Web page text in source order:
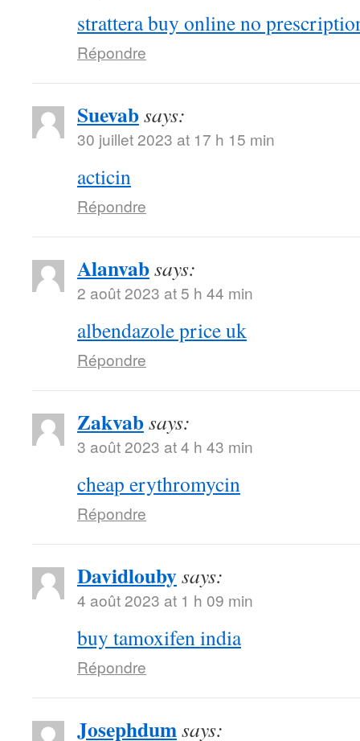
strattera buy online no
Répondre
Suevabsays:
30 juillet 2023 at 17 h 15 min
acticin
Répondre
Alanvabsays:
2 août 2023 at 5 h 44 min
albendazole price uk
Répondre
Zakvabsays:
3 août 2023 at 4 h 43 min
cheap erythromycin
Répondre
Davidloubysays:
4 août 2023 at 1 h 09 min
buy tamoxifen india
Répondre
Josephdumsays: